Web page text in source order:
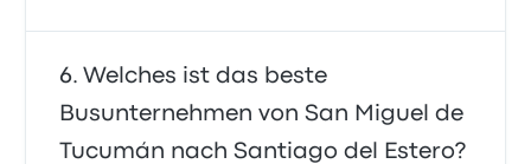
Welches ist das beste
Busunternehmen von San Miguel de
Tucumán nach Santiago del Estero?